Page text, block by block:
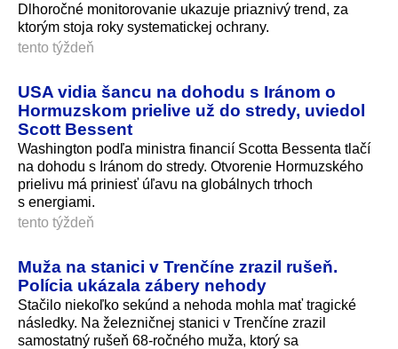
Dlhoročné monitorovanie ukazuje priaznivý trend, za
ktorým stoja roky systematickej ochrany.
tento týždeň
USA vidia šancu na dohodu s Iránom o
Hormuzskom prielive už do stredy, uviedol
Scott Bessent
Washington podľa ministra financií Scotta Bessenta tlačí
na dohodu s Iránom do stredy. Otvorenie Hormuzského
prielivu má priniesť úľavu na globálnych trhoch
s energiami.
tento týždeň
Muža na stanici v Trenčíne zrazil rušeň.
Polícia ukázala zábery nehody
Stačilo niekoľko sekúnd a nehoda mohla mať tragické
následky. Na železničnej stanici v Trenčíne zrazil
samostatný rušeň 68-ročného muža, ktorý sa